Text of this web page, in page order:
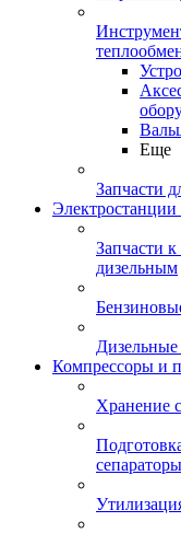
Еще
Запчасти
Электростанции
Запчасти
дизельным
Дизельные
Компрессоры и
Хранение